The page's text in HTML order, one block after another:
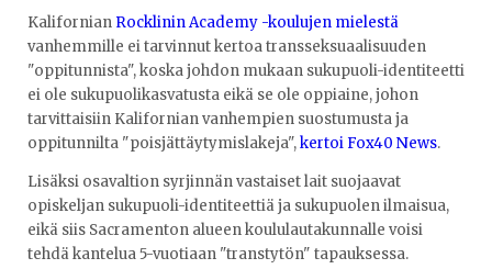
Kalifornian Rocklinin Academy -koulujen mielestä
vanhemmille ei tarvinnut kertoa transseksuaalisuuden
"oppitunnista", koska johdon mukaan sukupuoli-identiteetti
ei ole sukupuolikasvatusta eikä se ole oppiaine, johon
tarvittaisiin Kalifornian vanhempien suostumusta ja
oppitunnilta "poisjättäytymislakeja",kertoi Fox40 News.
Lisäksi osavaltion syrjinnän vastaiset lait suojaavat
opiskeljan sukupuoli-identiteettiä ja sukupuolen ilmaisua,
eikä siis Sacramenton alueen koululautakunnalle voisi
tehdä kantelua 5-vuotiaan "transtytön" tapauksessa.